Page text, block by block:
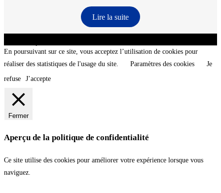
Lire la suite
En poursuivant sur ce site, vous acceptez l’utilisation de cookies pour
réaliser des statistiques de l'usage du site.
Paramètres des cookies
Je
refuse
J’accepte
Fermer
Aperçu de la politique de confidentialité
Ce site utilise des cookies pour améliorer votre expérience lorsque vous
naviguez.